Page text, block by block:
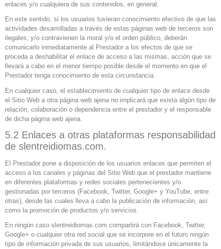
enlaces y/o cualquiera de sus contenidos, en general.
En este sentido, si los usuarios tuvieran conocimiento efectivo de que las
actividades desarrolladas a través de estas páginas web de terceros son
ilegales, y/o contravienen la moral y/o el orden público, deberán
comunicarlo inmediatamente al Prestador a los efectos de que se
proceda a deshabilitar el enlace de acceso a las mismas, acción que se
llevará a cabo en el menor tiempo posible desde el momento en que el
Prestador tenga conocimiento de esta circunstancia.
En cualquier caso, el establecimiento de cualquier tipo de enlace desde
el Sitio Web a otra página web ajena no implicará que exista algún tipo de
relación, colaboración o dependencia entre el prestador y el responsable
de dicha página web ajena.
5.2 Enlaces a otras plataformas responsabilidad
de slentreidiomas.com.
El Prestador pone a disposición de los usuarios enlaces que permiten el
acceso a los canales y páginas del Sitio Web que el prestador mantiene
en diferentes plataformas y redes sociales pertenecientes y/o
gestionadas por terceros (Facebook, Twitter, Google+ y YouTube, entre
otras), desde las cuales lleva a cabo la publicación de información, así
como la promoción de productos y/o servicios.
En ningún caso slentreidiomas.com compartirá con Facebook, Twitter,
Google+ o cualquier otra red social que se incorpore en el futuro ningún
tipo de información privada de sus usuarios, limitándose únicamente la